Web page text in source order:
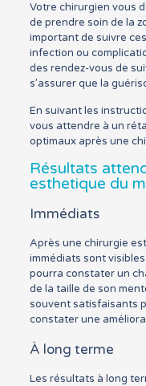
Votre chirurgien vous
de prendre soin de la
important de suivre
infection ou
des rendez-vous de
s’assurer que la
En suivant les
vous attendre à un
optimaux après une
Résultats
esthetique du
Immédiats
Après une chirurgie
immédiats sont
pourra constater un
de la taille de son
souvent satisfaisants
constater une
À long terme
Les résultats à long